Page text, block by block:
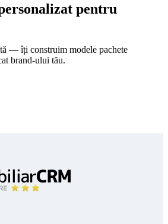
pentru
— îți construim modele pachete
brand-ului tău.